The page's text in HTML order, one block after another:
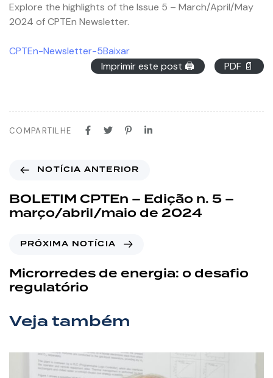
Explore the highlights of the Issue 5 – March/April/May
2024 of CPTEn Newsletter.
CPTEn-Newsletter-5Baixar
Imprimir este post 🖨
PDF 📄
COMPARTILHE
NOTÍCIA ANTERIOR
BOLETIM CPTEn – Edição n. 5 –
março/abril/maio de 2024
PRÓXIMA NOTÍCIA
Microrredes de energia: o desafio
regulatório
Veja também